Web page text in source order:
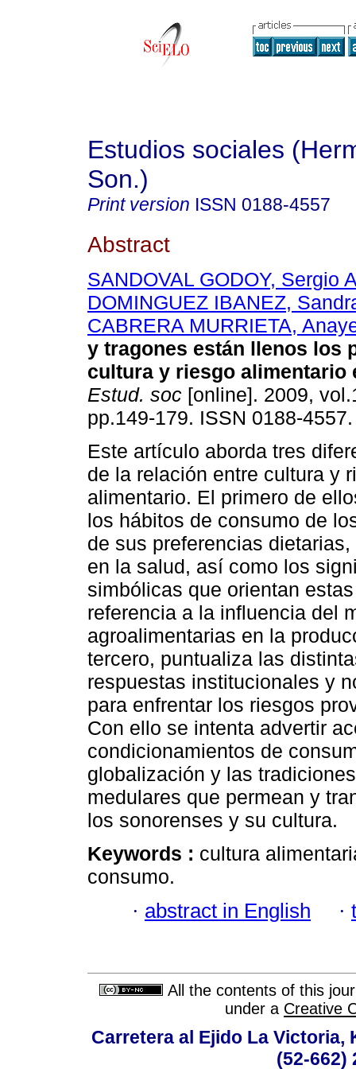
Estudios sociales
Son.)
Print version ISSN 0188-4557
Abstract
SANDOVAL GODOY, Sergio
DOMINGUEZ IBANEZ,
CABRERA MURRIETA,
y tragones están llenos los
cultura y riesgo alimentario
Estud. soc [online]. 2009,
pp.149-179. ISSN 0188-4557.
Este artículo aborda tres
de la relación entre cultura y
alimentario. El primero de
los hábitos de consumo de
de sus preferencias
en la salud, así como los
simbólicas que orientan
referencia a la influencia del
agroalimentarias en la
tercero, puntualiza las
respuestas institucionales y
para enfrentar los riesgos
Con ello se intenta advertir
condicionamientos de
globalización y las
medulares que permean y
los sonorenses y su cultura.
Keywords : cultura
consumo.
· abstract in English ·
All the contents of this
under a Creative
Carretera al Ejido La Victoria,
(52-662)